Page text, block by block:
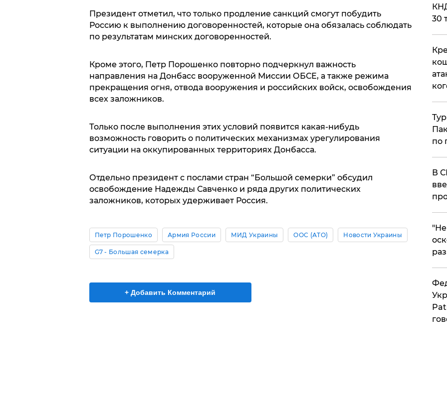
Президент отметил, что только продление санкций смогут побудить
Россию к выполнению договоренностей, которые она обязалась соблюдать
по результатам минских договоренностей.
Кроме этого, Петр Порошенко повторно подчеркнул важность
направления на Донбасс вооруженной Миссии ОБСЕ, а также режима
прекращения огня, отвода вооружения и российских войск, освобождения
всех заложников.
Только после выполнения этих условий появится какая-нибудь
возможность говорить о политических механизмах урегулирования
ситуации на оккупированных территориях Донбасса.
Отдельно президент с послами стран “Большой семерки” обсудил
освобождение Надежды Савченко и ряда других политических
заложников, которых удерживает Россия.
Петр Порошенко Армия России МИД Украины ООС (АТО) Новости Украины
G7 - Большая семерка
+ Добавить Комментарий
30
по
В